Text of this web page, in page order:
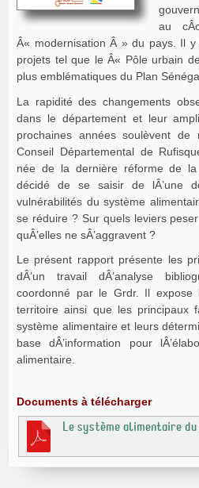
au
Â« modernisation Â » du pays. Il
projets tel que le Â« Pôle urbain
plus emblématiques du Plan
La rapidité des changements
dans le département et leur
prochaines années soulèvent de
Conseil Départemental de
née de la dernière réforme de la
décidé de se saisir de lÂ’une
vulnérabilités du système
se réduire ? Sur quels leviers
quÂ’elles ne sÂ’aggravent ?
Le présent rapport présente les
dÂ’un travail dÂ’analyse
coordonné par le Grdr. Il expose
territoire ainsi que les principaux
système alimentaire et leurs
base dÂ’information pour
alimentaire.
Documents à télécharger
Le système alimentaire